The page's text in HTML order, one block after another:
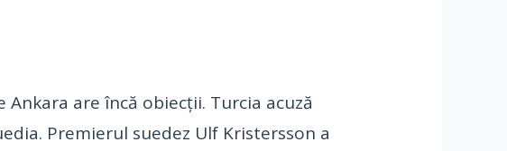
are încă obiecţii. Turcia acuză
Premierul suedez Ulf Kristersson a